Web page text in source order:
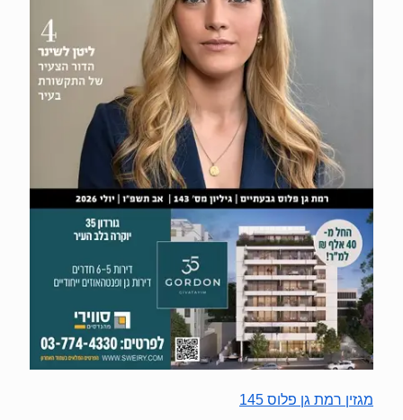
מגזין רמת גן פלוס 145